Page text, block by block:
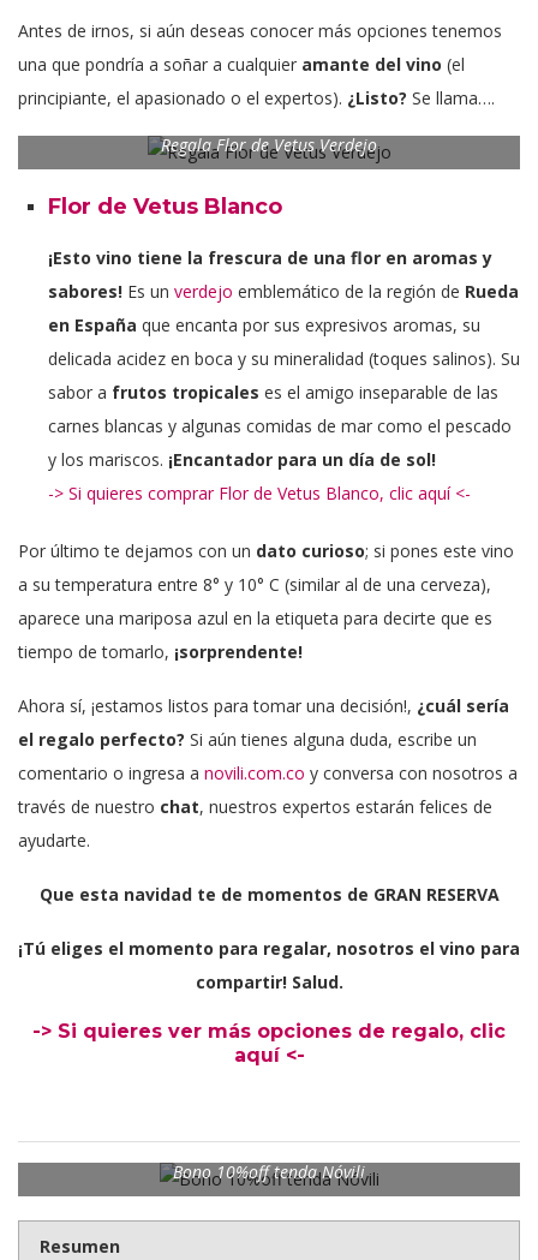
Antes de irnos, si aún deseas conocer más opciones tenemos
una que pondría a soñar a cualquier amante del vino (el
principiante, el apasionado o el expertos). ¿Listo? Se llama….
Regala Flor de Vetus Verdejo
Flor de Vetus Blanco
¡Esto vino tiene la frescura de una flor en aromas y
sabores! Es un verdejo emblemático de la región de Rueda
en España que encanta por sus expresivos aromas, su
delicada acidez en boca y su mineralidad (toques salinos). Su
sabor a frutos tropicales es el amigo inseparable de las
carnes blancas y algunas comidas de mar como el pescado
y los mariscos. ¡Encantador para un día de sol!
-> Si quieres comprar Flor de Vetus Blanco, clic aquí <-
Por último te dejamos con un dato curioso; si pones este vino
a su temperatura entre 8° y 10° C (similar al de una cerveza),
aparece una mariposa azul en la etiqueta para decirte que es
tiempo de tomarlo, ¡sorprendente!
Ahora sí, ¡estamos listos para tomar una decisión!, ¿cuál sería
el regalo perfecto? Si aún tienes alguna duda, escribe un
comentario o ingresa a novili.com.co y conversa con nosotros a
través de nuestro chat, nuestros expertos estarán felices de
ayudarte.
Que esta navidad te de momentos de GRAN RESERVA
¡Tú eliges el momento para regalar, nosotros el vino para
compartir! Salud.
-> Si quieres ver más opciones de regalo, clic
aquí <-
Bono 10%off tenda Nóvili
Resumen